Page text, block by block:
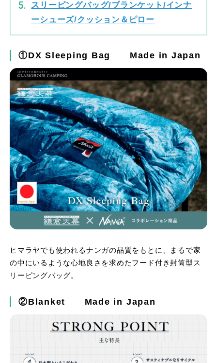
スリーピングバッグ/ブランケット/インナ
ーシューズ/クッション＆ピロー
①DX Sleeping Bag Made in Japan
ヒマラヤでも使われるナンガの品質をもとに、まるで家
の中にいるような心地良さを求めたフード付き封筒型ス
リーピングバッグ。
②Blanket Made in Japan